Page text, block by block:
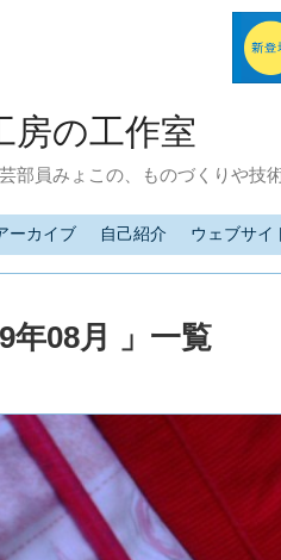
房の工作室
部員みょこの、ものづくりや技
ーカイブ 自己紹介 ウェブサイ
年08月 」一覧